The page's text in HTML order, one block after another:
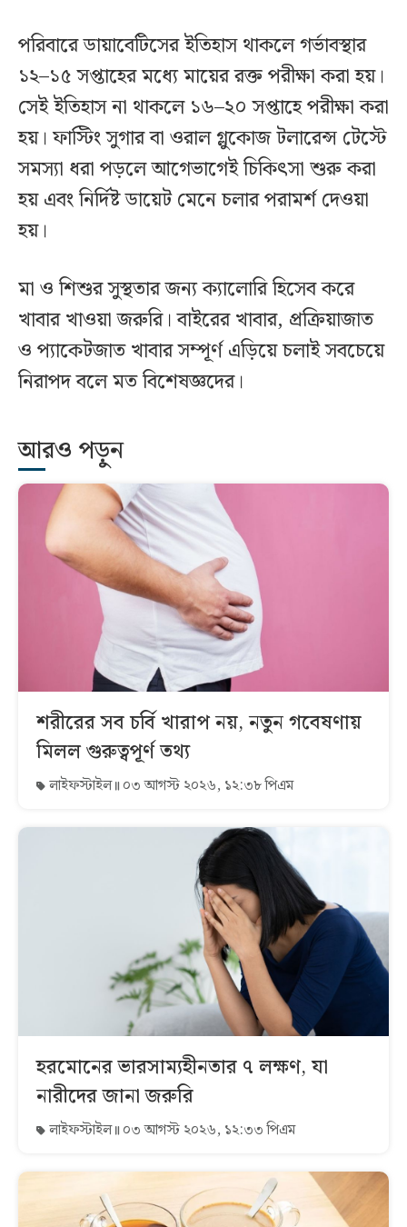
পরিবারে ডায়াবেটিসের ইতিহাস থাকলে গর্ভাবস্থার
১২–১৫ সপ্তাহের মধ্যে মায়ের রক্ত পরীক্ষা করা হয়।
সেই ইতিহাস না থাকলে ১৬–২০ সপ্তাহে পরীক্ষা করা
হয়। ফাস্টিং সুগার বা ওরাল গ্লুকোজ টলারেন্স টেস্টে
সমস্যা ধরা পড়লে আগেভাগেই চিকিৎসা শুরু করা
হয় এবং নির্দিষ্ট ডায়েট মেনে চলার পরামর্শ দেওয়া
হয়।
মা ও শিশুর সুস্থতার জন্য ক্যালোরি হিসেব করে
খাবার খাওয়া জরুরি। বাইরের খাবার, প্রক্রিয়াজাত
ও প্যাকেটজাত খাবার সম্পূর্ণ এড়িয়ে চলাই সবচেয়ে
নিরাপদ বলে মত বিশেষজ্ঞদের।
আরও পড়ুন
শরীরের সব চর্বি খারাপ নয়, নতুন গবেষণায়
মিলল গুরুত্বপূর্ণ তথ্য
লাইফস্টাইল ০৩ আগস্ট ২০২৬, ১২:৩৮ পিএম
হরমোনের ভারসাম্যহীনতার ৭ লক্ষণ, যা
নারীদের জানা জরুরি
লাইফস্টাইল ০৩ আগস্ট ২০২৬, ১২:৩৩ পিএম